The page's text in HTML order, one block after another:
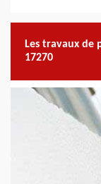
Les travaux de
17270